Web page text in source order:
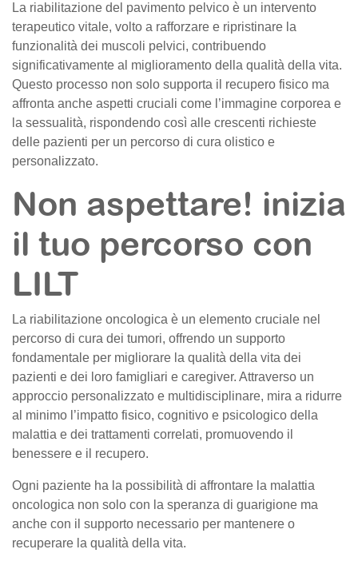
La riabilitazione del pavimento pelvico è un intervento
terapeutico vitale, volto a rafforzare e ripristinare la
funzionalità dei muscoli pelvici, contribuendo
significativamente al miglioramento della qualità della vita.
Questo processo non solo supporta il recupero fisico ma
affronta anche aspetti cruciali come l’immagine corporea e
la sessualità, rispondendo così alle crescenti richieste
delle pazienti per un percorso di cura olistico e
personalizzato.
Non aspettare! inizia
il tuo percorso con
LILT
La riabilitazione oncologica è un elemento cruciale nel
percorso di cura dei tumori, offrendo un supporto
fondamentale per migliorare la qualità della vita dei
pazienti e dei loro famigliari e caregiver. Attraverso un
approccio personalizzato e multidisciplinare, mira a ridurre
al minimo l’impatto fisico, cognitivo e psicologico della
malattia e dei trattamenti correlati, promuovendo il
benessere e il recupero.
Ogni paziente ha la possibilità di affrontare la malattia
oncologica non solo con la speranza di guarigione ma
anche con il supporto necessario per mantenere o
recuperare la qualità della vita.